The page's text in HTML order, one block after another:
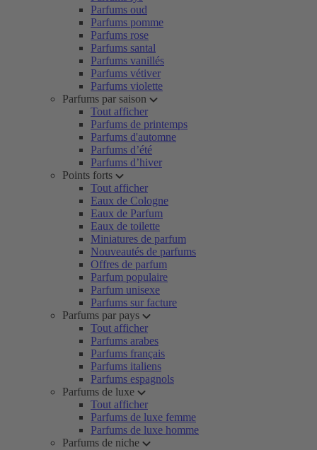
Parfums oud
Parfums pomme
Parfums rose
Parfums santal
Parfums vanillés
Parfums vétiver
Parfums violette
Parfums par saison
Tout afficher
Parfums de printemps
Parfums d'automne
Parfums d’été
Parfums d’hiver
Points forts
Tout afficher
Eaux de Cologne
Eaux de Parfum
Eaux de toilette
Miniatures de parfum
Nouveautés de parfums
Offres de parfum
Parfum populaire
Parfum unisexe
Parfums sur facture
Parfums par pays
Tout afficher
Parfums arabes
Parfums français
Parfums italiens
Parfums espagnols
Parfums de luxe
Tout afficher
Parfums de luxe femme
Parfums de luxe homme
Parfums de niche